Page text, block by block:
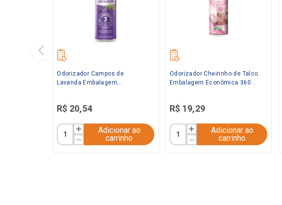
Odorizador Campos de
Lavanda Embalagem
R$ 20,54
Adicionar ao
carrinho
Odorizador Cheirinho de Talco
Embalagem Econômica 360ml
R$ 19,29
Adicionar ao
carrinho